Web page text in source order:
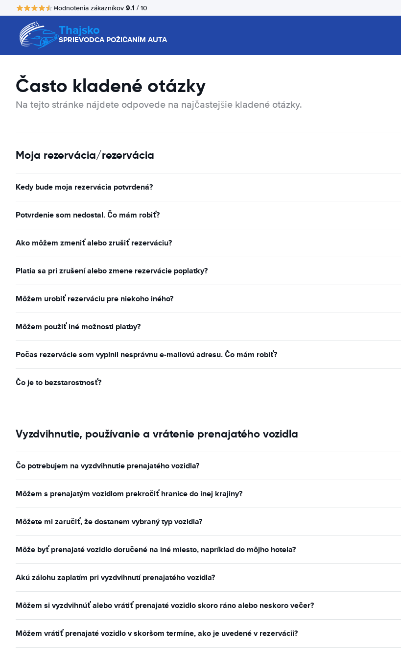
Hodnotenia zákazníkov 9.1 / 10
Thajsko
SPRIEVODCA POŽIČANÍM AUTA
Často kladené otázky
Na tejto stránke nájdete odpovede na najčastejšie kladené otázky.
Moja rezervácia/rezervácia
Kedy bude moja rezervácia potvrdená?
Potvrdenie som nedostal. Čo mám robiť?
Ako môžem zmeniť alebo zrušiť rezerváciu?
Platia sa pri zrušení alebo zmene rezervácie poplatky?
Môžem urobiť rezerváciu pre niekoho iného?
Môžem použiť iné možnosti platby?
Počas rezervácie som vyplnil nesprávnu e-mailovú adresu. Čo mám robiť?
Čo je to bezstarostnosť?
Vyzdvihnutie, používanie a vrátenie prenajatého vozidla
Čo potrebujem na vyzdvihnutie prenajatého vozidla?
Môžem s prenajatým vozidlom prekročiť hranice do inej krajiny?
Môžete mi zaručiť, že dostanem vybraný typ vozidla?
Môže byť prenajaté vozidlo doručené na iné miesto, napríklad do môjho hotela?
Akú zálohu zaplatím pri vyzdvihnutí prenajatého vozidla?
Môžem si vyzdvihnúť alebo vrátiť prenajaté vozidlo skoro ráno alebo neskoro večer?
Môžem vrátiť prenajaté vozidlo v skoršom termíne, ako je uvedené v rezervácii?